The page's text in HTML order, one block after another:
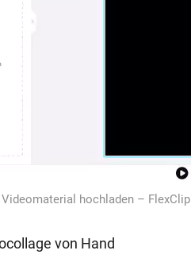
Videomaterial hochladen – FlexClip
von Hand